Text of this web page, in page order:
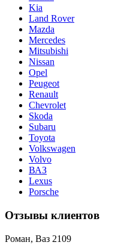
Kia
Land Rover
Mazda
Mercedes
Mitsubishi
Nissan
Opel
Peugeot
Renault
Chevrolet
Skoda
Subaru
Toyota
Volkswagen
Volvo
ВАЗ
Lexus
Porsche
Отзывы клиентов
Роман, Ваз 2109